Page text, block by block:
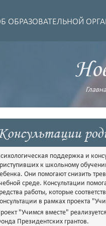
ОБРАЗОВАТЕЛЬНОЙ
поддержка и
к школьному
Они помогают снизить
среде. Консультации
работы, которые
в рамках проекта
"Учимся вместе"
Президентских грантов.